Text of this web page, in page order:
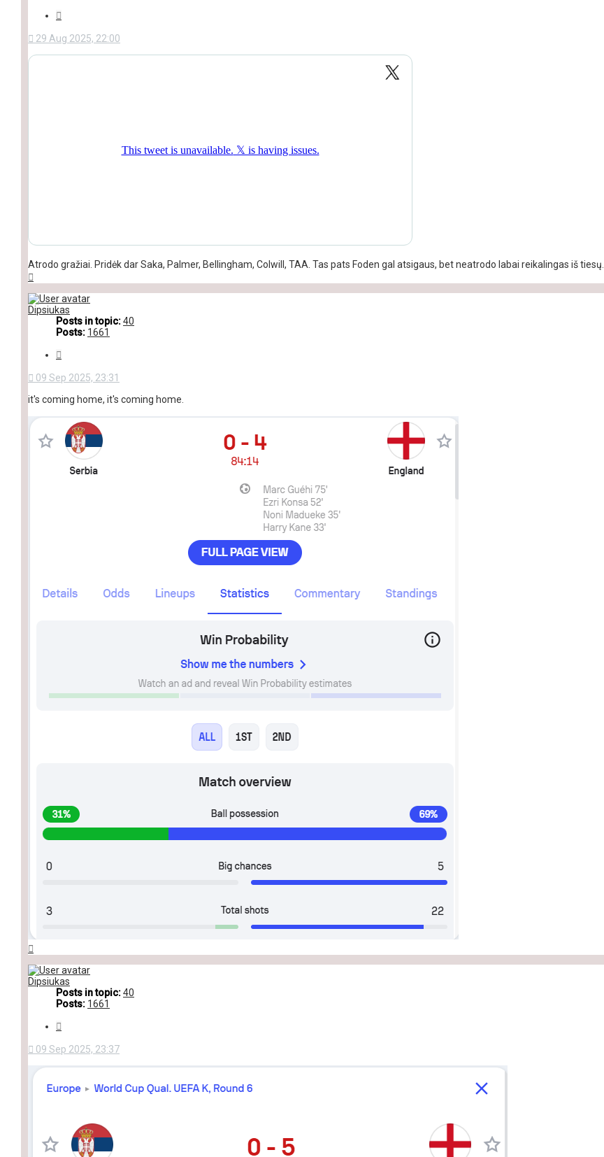
29 Aug 2025, 22:00
Atrodo gražiai. Pridėk dar Saka, Palmer, Bellingham, Colwill, TAA. Tas pats Foden gal atsigaus, bet neatrodo labai reikalingas iš tiesų.
Dipsiukas
Posts in topic:40
Posts: 1661
09 Sep 2025, 23:31
it's coming home, it's coming home.
Dipsiukas
Posts in topic:40
Posts: 1661
09 Sep 2025, 23:37